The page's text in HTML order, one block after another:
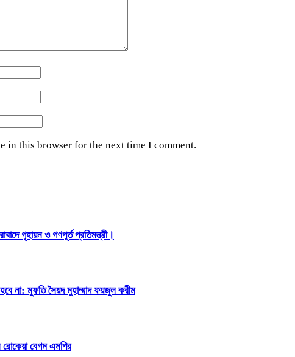
in this browser for the next time I comment.
গৃহায়ন ও গণপূর্ত প্রতিমন্ত্রী।
না: মুফতি সৈয়দ মুহাম্মাদ ফয়জুল করীম
বেগম এমপির